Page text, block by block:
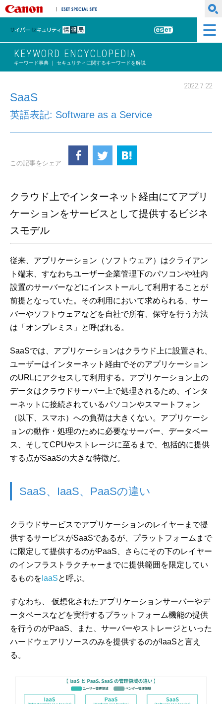
キヤノンマーケティングジャパン株式会社
サイバーセキュリティ情報局
ESET
KEYWORD ENCYCLOPEDIA
キーワード事典 ｜ セキュリティに関するキーワードを解説
2022.7.22
SaaS
英語表記: Software as a Service
この記事をシェア
クラウド上でインターネット経由にてアプリ
ケーションをサービスとして提供するビジネ
スモデル
従来、アプリケーション（ソフトウェア）はクライアン
ト端末、すなわちユーザー企業管理下のパソコンや社内
設置のサーバーなどにインストールして利用することが
前提となっていた。その利用において求められる、サー
バーやソフトウェアなどを自社で所有、保守を行う方法
は「オンプレミス」と呼ばれる。
SaaSでは、アプリケーションはクラウド上に設置され、
ユーザーはインターネット経由でそのアプリケーション
のURLにアクセスして利用する。アプリケーション上の
データはクラウドサーバー上で処理されるため、インタ
ーネットに接続されているパソコンやスマートフォン
（以下、スマホ）への負荷は大きくない。アプリケーシ
ョンの動作・処理のために必要なサーバー、データベー
ス、そしてCPUやストレージに至るまで、包括的に提供
する点がSaaSの大きな特徴だ。
SaaS、IaaS、PaaSの違い
クラウドサービスでアプリケーションのレイヤーまで提
供するサービスがSaaSであるが、プラットフォームまで
に限定して提供するのがPaaS、さらにその下のレイヤー
のインフラストラクチャーまでに提供範囲を限定してい
るものを IaaSと呼ぶ。
すなわち、 仮想化されたアプリケーションサーバーやデ
ータベースなどを実行するプラットフォーム機能の提供
を行うのがPaaS、また、サーバーやストレージといった
ハードウェアリソースのみを提供するのがIaaSと言え
る。